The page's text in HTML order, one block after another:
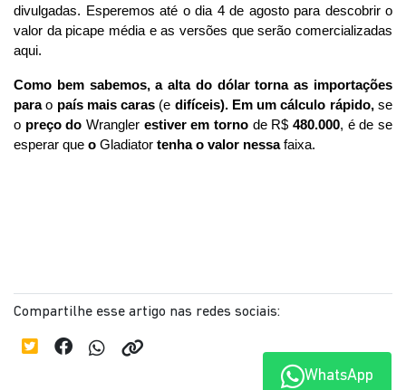
divulgadas. Esperemos até o dia 4 de agosto para descobrir o
valor da picape média e as versões que serão comercializadas
aqui.
Como bem sabemos, a alta do dólar torna as importações
para o país mais caras (e difíceis). Em um cálculo rápido, se
o preço do Wrangler estiver em torno de R$ 480.000, é de se
esperar que o Gladiator tenha o valor nessa faixa.
Compartilhe esse artigo nas redes sociais:
WhatsApp